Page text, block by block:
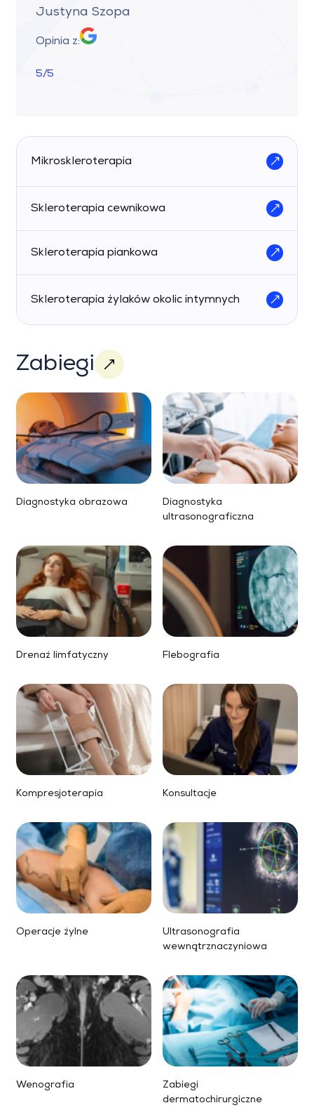
Mikroskleroterapia
Skleroterapia cewnikowa
Skleroterapia piankowa
Skleroterapia żylaków okolic intymnych
Zabiegi
Diagnostyka obrazowa
Diagnostyka
ultrasonograficzna
Drenaż limfatyczny Flebografia
Kompresjoterapia Konsultacje
Operacje żylne
Ultrasonografia
wewnątrznaczyniowa
Wenografia
Zabiegi
dermatochirurgiczne
Justyna Szopa
Opinia z:
5/5